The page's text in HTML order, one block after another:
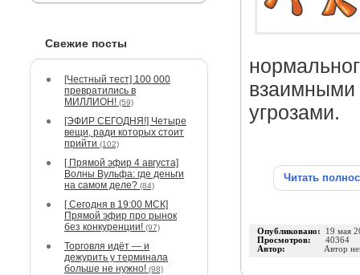
Свежие посты
[Честный тест] 100 000
превратились в
МИЛЛИОН! (59)
[ЭФИР СЕГОДНЯ!] Четыре
вещи, ради которых стоит
прийти (102)
[ Прямой эфир 4 августа]
Волны Вульфа: где деньги
на самом деле? (84)
[ Сегодня в 19:00 МСК]
Прямой эфир про рынок
без конкуренции! (97)
Торговля идёт — и
дежурить у терминала
больше не нужно! (98)
взаимными
угрозами.
Читать
Опубликовано: 19 мая
Просмотров: 40364
Автор: Автор